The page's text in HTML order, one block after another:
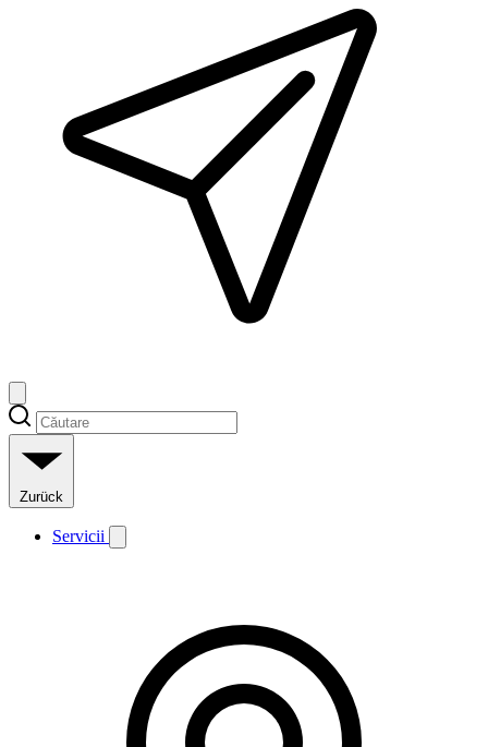
Zurück
Servicii